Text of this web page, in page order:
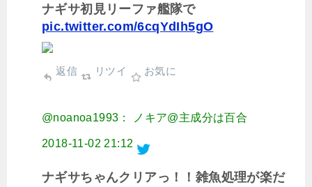
ナギサ初見リーファ艦隊で
pic.twitter.com/6cqYdIh5gO
返信 リツイ お気に
@noanoa1993： ノキア@主成分は百合
2018-11-02 21:12
ナギサちゃんクリアっ！！雑魚処理が楽だ